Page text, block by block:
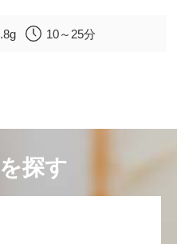
10～25分
探す